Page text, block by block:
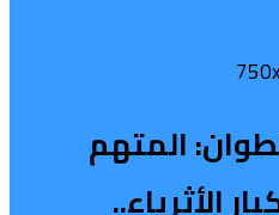
المتهم
الأثرياء..